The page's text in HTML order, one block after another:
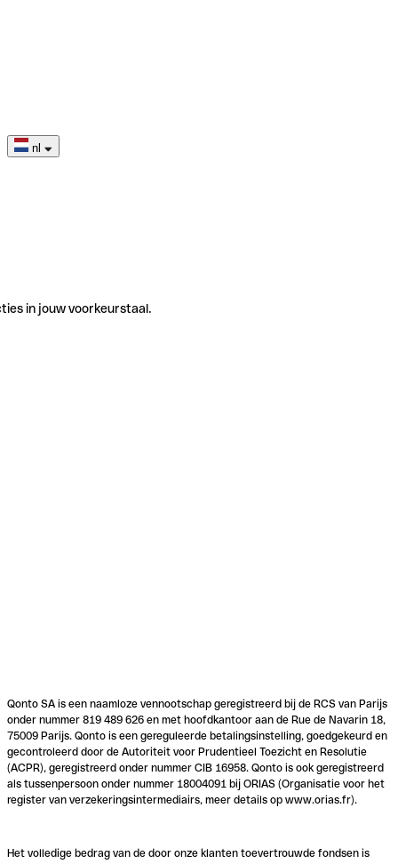
nl
in jouw voorkeurstaal.
Qonto SA is een naamloze vennootschap geregistreerd bij de RCS van Parijs
onder nummer 819 489 626 en met hoofdkantoor aan de Rue de Navarin 18,
75009 Parijs. Qonto is een gereguleerde betalingsinstelling, goedgekeurd en
gecontroleerd door de Autoriteit voor Prudentieel Toezicht en Resolutie
(ACPR), geregistreerd onder nummer CIB 16958. Qonto is ook geregistreerd
als tussenpersoon onder nummer 18004091 bij ORIAS (Organisatie voor het
register van verzekeringsintermediairs, meer details op www.orias.fr).
Het volledige bedrag van de door onze klanten toevertrouwde fondsen is